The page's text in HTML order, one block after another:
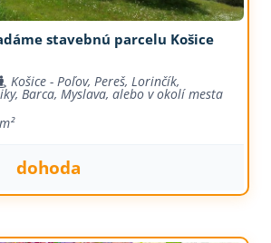
stavebnú parcelu Košice
Košice - Poľov, Pereš, Lorinčík,
Barca, Myslava, alebo v okolí mesta
dohoda